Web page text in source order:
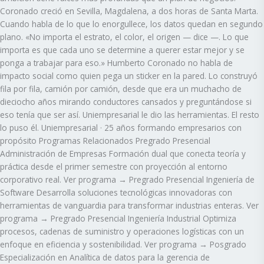
Coronado creció en Sevilla, Magdalena, a dos horas de Santa Marta.
Cuando habla de lo que lo enorgullece, los datos quedan en segundo
plano. «No importa el estrato, el color, el origen — dice —. Lo que
importa es que cada uno se determine a querer estar mejor y se
ponga a trabajar para eso.» Humberto Coronado no habla de
impacto social como quien pega un sticker en la pared. Lo construyó
fila por fila, camión por camión, desde que era un muchacho de
dieciocho años mirando conductores cansados y preguntándose si
eso tenía que ser así. Uniempresarial le dio las herramientas. El resto
lo puso él. Uniempresarial · 25 años formando empresarios con
propósito Programas Relacionados Pregrado Presencial
Administración de Empresas Formación dual que conecta teoría y
práctica desde el primer semestre con proyección al entorno
corporativo real. Ver programa → Pregrado Presencial Ingeniería de
Software Desarrolla soluciones tecnológicas innovadoras con
herramientas de vanguardia para transformar industrias enteras. Ver
programa → Pregrado Presencial Ingeniería Industrial Optimiza
procesos, cadenas de suministro y operaciones logísticas con un
enfoque en eficiencia y sostenibilidad. Ver programa → Posgrado
Especialización en Analítica de datos para la gerencia de